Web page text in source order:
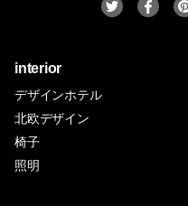
interior
デザインホテル
北欧デザイン
椅子
照明